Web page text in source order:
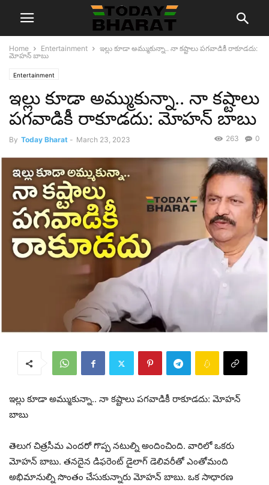
Home Entertainment
ఇల్లు కూడా అమ్ముకున్నా.. నా కష్టాలు పగవాడికీ రాకూడదు:
మోహన్ బాబు
Entertainment
ఇల్లు కూడా అమ్ముకున్నా.. నా కష్టాలు
పగవాడికీ రాకూడదు: మోహన్ బాబు
By Today Bharat - March 23, 2023 0
263
ఇల్లు కూడా అమ్ముకున్నా.. నా కష్టాలు పగవాడికీ రాకూడదు: మోహన్
బాబు
తెలుగ చిత్రసీమ ఎందరో గొప్ప నటుల్ని అందించింది. వారిలో ఒకరు
మోహన్ బాబు. తనదైన డిఫరెంట్ డైలాగ్ డెలివరీతో ఎంతోమంది
అభిమానుల్ని సొంతం చేసుకున్నారు మోహన్ బాబు. ఒక సాధారణ